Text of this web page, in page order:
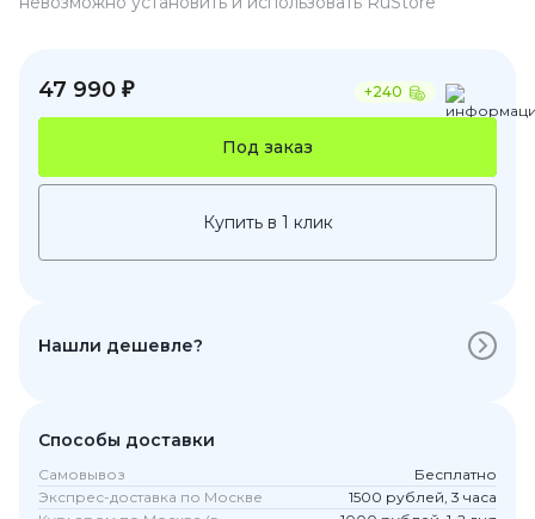
47 990 ₽ +240
Под заказ
Купить в 1 клик
Нашли дешевле?
Способы доставки
Самовывоз
Бесплатно
Экспрес-доставка по Москве
1500 рублей, 3 часа